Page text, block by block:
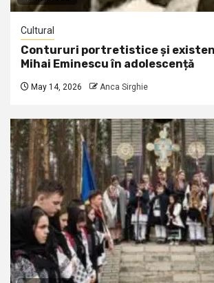
Cultural
Contururi portretistice și
Mihai Eminescu în adolescență
May 14, 2026 Anca Sirghie